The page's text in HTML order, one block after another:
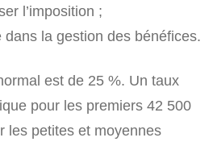
l’imposition ;
dans la gestion des bénéfices.
est de 25 %. Un taux
pour les premiers 42 500
les petites et moyennes